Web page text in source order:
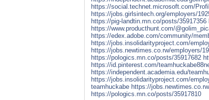
https://social.technet.microsoft.com/
https://jobs.girlsintech.org/employers/
https://pig-landtin.mn.co/posts/35917356
https://www.producthunt.com/
https://edex.adobe.com/community/
https://jobs.insolidarityproject.com/
https://jobs.newtimes.co.rw/employers/
https://pologics.mn.co/posts/35917682
https://id.pinterest.com/
https://independent.academia.edu/
https://jobs.insolidarityproject.com/
teamhuckabe https://
https://pologics.mn.co/posts/35917810